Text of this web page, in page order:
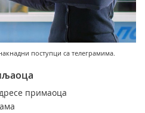
за увоз
пошиљака
(ГИС)
поступци са телеграмима.
примаоца